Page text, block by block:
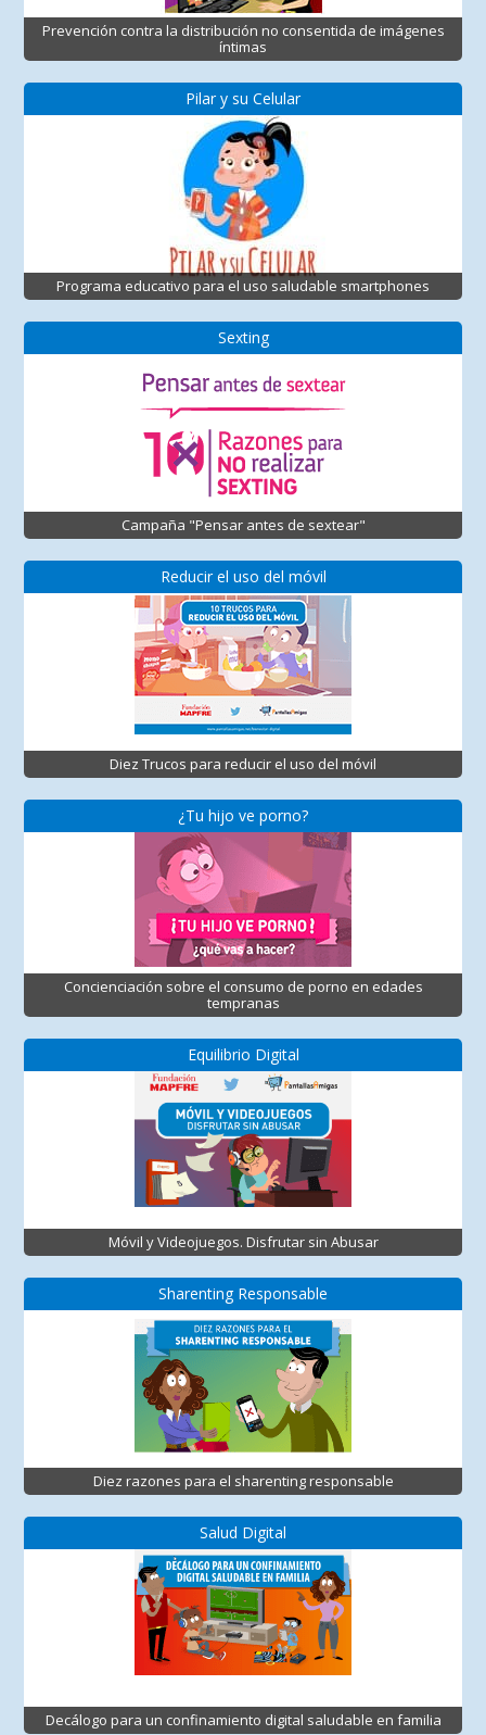
Prevención contra la distribución no consentida de imágenes
íntimas
Pilar y su Celular
Programa educativo para el uso saludable smartphones
Sexting
Campaña "Pensar antes de sextear"
Reducir el uso del móvil
Diez Trucos para reducir el uso del móvil
¿Tu hijo ve porno?
Concienciación sobre el consumo de porno en edades
tempranas
Equilibrio Digital
Móvil y Videojuegos. Disfrutar sin Abusar
Sharenting Responsable
Diez razones para el sharenting responsable
Salud Digital
Decálogo para un confinamiento digital saludable en familia